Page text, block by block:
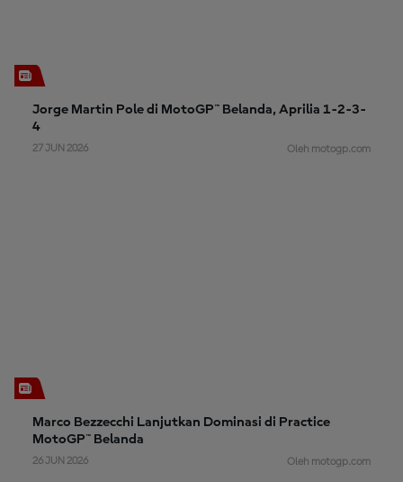
Jorge Martin Pole di MotoGP™ Belanda, Aprilia 1-2-3-
4
27 JUN 2026 Oleh motogp.com
Marco Bezzecchi Lanjutkan Dominasi di Practice
MotoGP™ Belanda
26 JUN 2026 Oleh motogp.com